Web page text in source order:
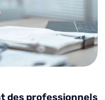
des professionnels